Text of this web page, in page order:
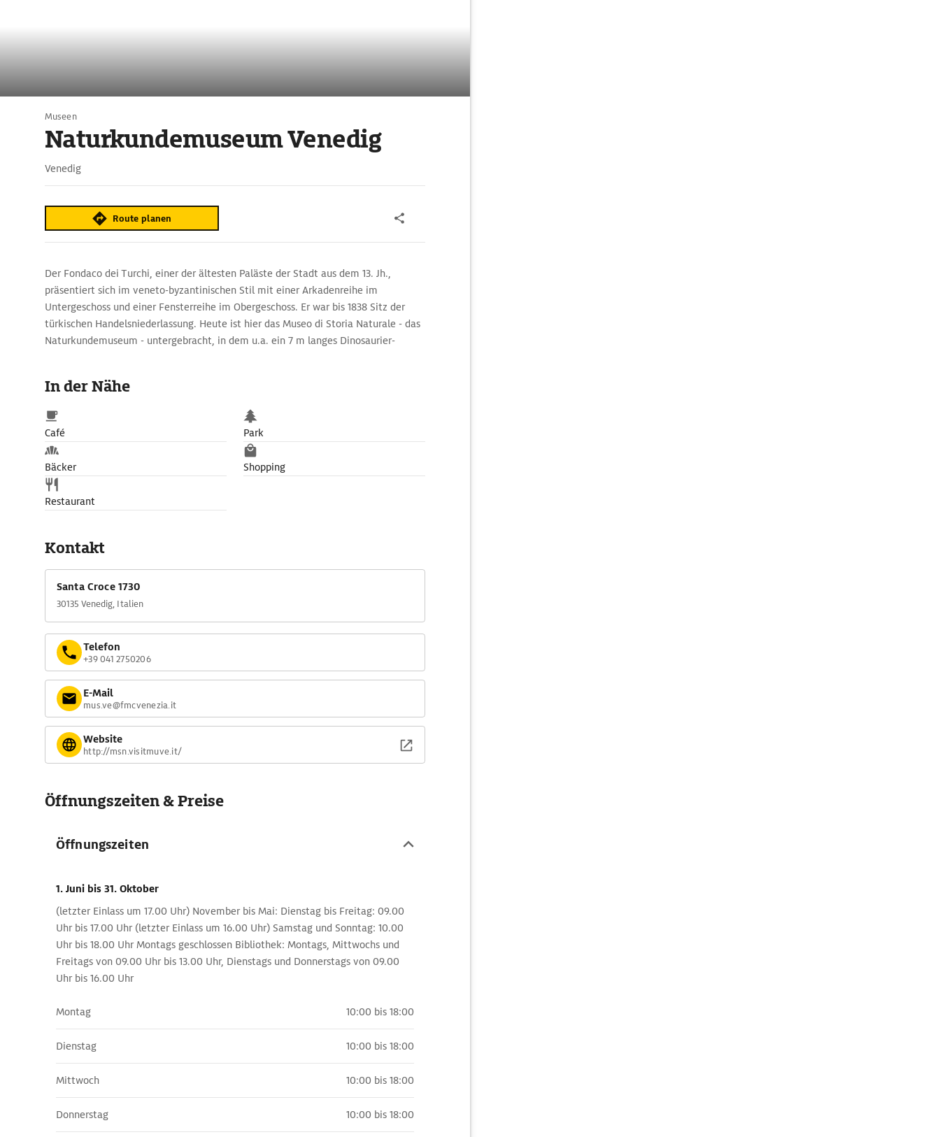
Museen
Naturkundemuseum Venedig
Venedig
Route planen
Der Fondaco dei Turchi, einer der ältesten Paläste der Stadt aus dem 13. Jh.,
präsentiert sich im veneto-byzantinischen Stil mit einer Arkadenreihe im
Untergeschoss und einer Fensterreihe im Obergeschoss. Er war bis 1838 Sitz der
türkischen Handelsniederlassung. Heute ist hier das Museo di Storia Naturale - das
Naturkundemuseum - untergebracht, in dem u.a. ein 7 m langes Dinosaurier-
naturkundliche Zusammenhänge.
In der Nähe
Café Park
Bäcker Shopping
Restaurant
Kontakt
Santa Croce 1730
30135 Venedig, Italien
Telefon
+39 041 2750206
E-Mail
mus.ve@fmcvenezia.it
Website
http://msn.visitmuve.it/
Öffnungszeiten & Preise
Öffnungszeiten
1. Juni bis 31. Oktober
(letzter Einlass um 17.00 Uhr) November bis Mai: Dienstag bis Freitag: 09.00
Uhr bis 17.00 Uhr (letzter Einlass um 16.00 Uhr) Samstag und Sonntag: 10.00
Uhr bis 18.00 Uhr Montags geschlossen Bibliothek: Montags, Mittwochs und
Freitags von 09.00 Uhr bis 13.00 Uhr, Dienstags und Donnerstags von 09.00
Uhr bis 16.00 Uhr
Montag 10:00 bis 18:00
Dienstag 10:00 bis 18:00
Mittwoch 10:00 bis 18:00
Donnerstag 10:00 bis 18:00